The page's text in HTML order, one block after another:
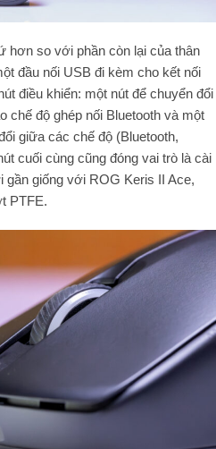
hơn so với phần còn lại của thân
đầu nối USB đi kèm cho kết nối
điều khiển: một nút để chuyển đổi
chế độ ghép nối Bluetooth và một
giữa các chế độ (Bluetooth,
cuối cùng cũng đóng vai trò là cài
giống với ROG Keris II Ace,
PTFE.